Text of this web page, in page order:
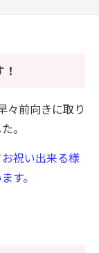
々前向きに取り
。
祝い出来る様
す。